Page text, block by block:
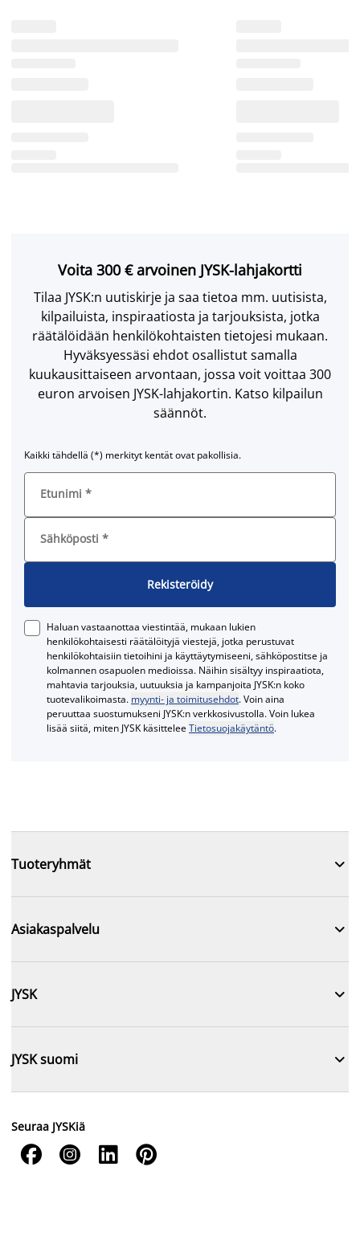
Voita 300 € arvoinen JYSK-lahjakortti
Tilaa JYSK:n uutiskirje ja saa tietoa mm. uutisista,
kilpailuista, inspiraatiosta ja tarjouksista, jotka
räätälöidään henkilökohtaisten tietojesi mukaan.
Hyväksyessäsi ehdot osallistut samalla
kuukausittaiseen arvontaan, jossa voit voittaa 300
euron arvoisen JYSK-lahjakortin. Katso kilpailun
säännöt.
Kaikki tähdellä (*) merkityt kentät ovat pakollisia.
Etunimi *
Sähköposti *
Rekisteröidy
Haluan vastaanottaa viestintää, mukaan lukien
henkilökohtaisesti räätälöityjä viestejä, jotka perustuvat
henkilökohtaisiin tietoihini ja käyttäytymiseeni, sähköpostitse ja
kolmannen osapuolen medioissa. Näihin sisältyy inspiraatiota,
mahtavia tarjouksia, uutuuksia ja kampanjoita JYSK:n koko
tuotevalikoimasta. myynti- ja toimitusehdot. Voin aina
peruuttaa suostumukseni JYSK:n verkkosivustolla. Voin lukea
lisää siitä, miten JYSK käsitteleeTietosuojakäytäntö.
Tuoteryhmät 
Asiakaspalvelu 
JYSK 
JYSK suomi 
Seuraa JYSKiä
   